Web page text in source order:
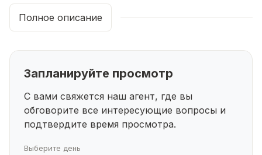
студия
микрорайоне
Всё,
что
для
Полное описание
Запланируйте просмотр
С вами свяжется наш агент, где вы
обговорите все интересующие вопросы и
подтвердите время просмотра.
Выберите день